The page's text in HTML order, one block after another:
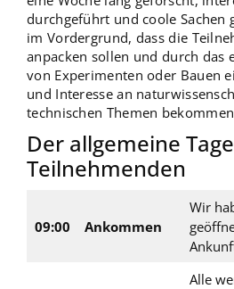
durchgeführt und coole Sachen
im Vordergrund, dass die
anpacken sollen und durch das
von Experimenten oder Bauen
und Interesse an
technischen Themen
Der allgemeine
Teilnehmenden
09:00 Ankommen
Wir
Alle